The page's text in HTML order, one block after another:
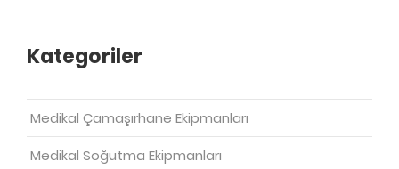
Kategoriler
Medikal Çamaşırhane Ekipmanları
Medikal Soğutma Ekipmanları